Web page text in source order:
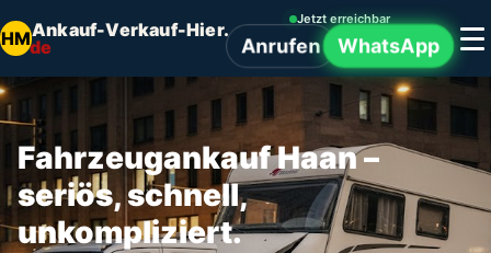
HMAnkauf-Verkauf-Hier.
de
Jetzt erreichbar
Anrufen WhatsApp
Fahrzeugankauf Haan –
seriös, schnell,
unkompliziert.